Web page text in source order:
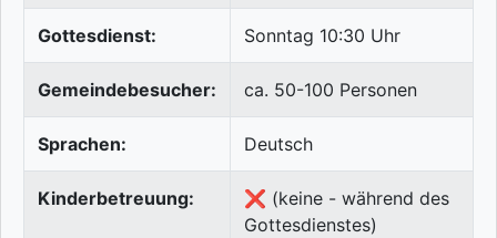
Gottesdienst: Sonntag 10:30 Uhr
Gemeindebesucher: ca. 50-100 Personen
Sprachen: Deutsch
Kinderbetreuung:
❌ (keine - während des
Gottesdienstes)